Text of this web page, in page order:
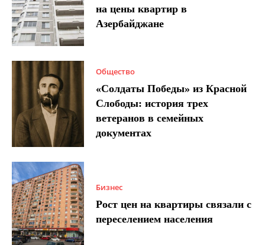
на цены квартир в
Азербайджане
Общество
«Солдаты Победы» из Красной
Слободы: история трех
ветеранов в семейных
документах
Бизнес
Рост цен на квартиры связали с
переселением населения